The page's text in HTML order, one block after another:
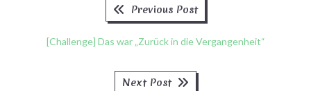
BeitragsnavigationPrevious Post
[Challenge] Das war „Zurück in die Vergangenheit“
Next Post